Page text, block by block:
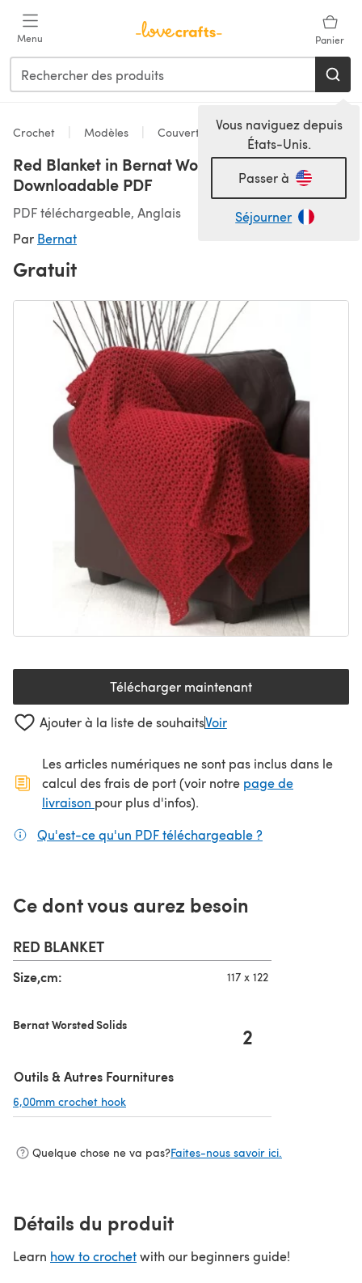
Menu Panier
Vous naviguez depuis
États-Unis.
Passer à
Séjourner
Crochet Modèles Couvertures
Red Blanket in Bernat Worsted Solids -
Downloadable PDF
PDF téléchargeable, Anglais
Par Bernat
Gratuit
Télécharger maintenant(s'ouvre dans un nouvel
Ajouter à la liste de souhaitsVoir
Les articles numériques ne sont pas inclus dans le
calcul des frais de port (voir notre page de
livraison (s'ouvre dans un nouvel onglet)
pour plus d'infos).
Qu'est-ce qu'un PDF téléchargeable ?
Ce dont vous aurez besoin
RED BLANKET
Size,cm: 117 x 122
Bernat Worsted Solids 2
Outils & Autres Fournitures
6,00mm crochet hook
Quelque chose ne va pas?Faites-nous savoir ici.
Détails du produit
Learn how to crochetwith our beginners guide!